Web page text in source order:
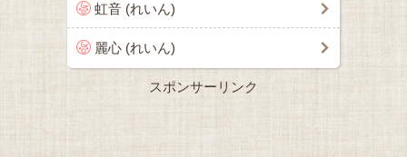
虹音 (れいん)
麗心 (れいん)
スポンサーリンク